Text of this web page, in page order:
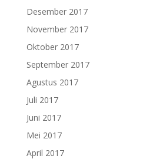
Desember 2017
November 2017
Oktober 2017
September 2017
Agustus 2017
Juli 2017
Juni 2017
Mei 2017
April 2017